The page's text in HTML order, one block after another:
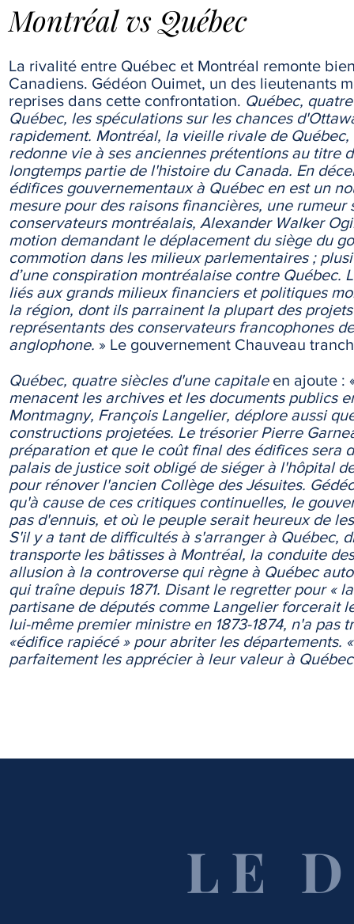
Montréal vs Québec
La rivalité entre Québec et Montréal remonte
Canadiens. Gédéon Ouimet, un des lieutenants
reprises dans cette confrontation. Québec,
Québec, les spéculations sur les chances
rapidement. Montréal, la vieille rivale de
redonne vie à ses anciennes prétentions au titre
longtemps partie de l'histoire du Canada. En
édifices gouvernementaux à Québec en est un
mesure pour des raisons financières, une
conservateurs montréalais, Alexander Walker
motion demandant le déplacement du siège du
commotion dans les milieux parlementaires ;
d’une conspiration montréalaise contre
liés aux grands milieux financiers et politiques
la région, dont ils parrainent la plupart des
représentants des conservateurs francophones
anglophone. » Le gouvernement Chauveau
Québec, quatre siècles d'une capitaleen ajoute :
menacent les archives et les documents publics
Montmagny, François Langelier, déplore aussi
constructions projetées. Le trésorier Pierre
préparation et que le coût final des édifices
palais de justice soit obligé de siéger à l'hôpital
pour rénover l'ancien Collège des Jésuites.
qu'à cause de ces critiques continuelles, le
pas d'ennuis, et où le peuple serait heureux de
S'il y a tant de difficultés à s'arranger à Québec,
transporte les bâtisses à Montréal, la conduite
allusion à la controverse qui règne à Québec
qui traîne depuis 1871. Disant le regretter pour «
partisane de députés comme Langelier forcerait
lui-même premier ministre en 1873-1874, n'a
«édifice rapiécé » pour abriter les départements.
parfaitement les apprécier à leur valeur à
LE